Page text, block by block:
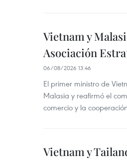
Vietnam y
Asociación
06/08/2026 13:46
El primer ministro de
Malasia y reafirmó el
comercio y la
Vietnam y